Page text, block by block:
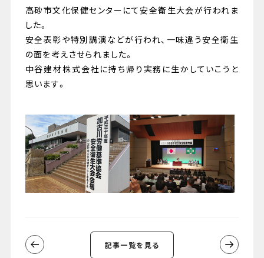
高砂市文化保健センターにて安全衛生大会が行われま
した。
安全表彰や特別講演などが行われ、一味違う安全衛生
の面を考えさせられました。
中谷建材株式会社に持ち帰り実務に生かしていこうと
思います。
記事一覧を見る